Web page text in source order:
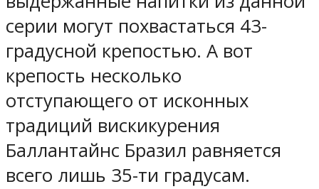
серии могут похвастаться 43-
градусной крепостью. А вот
крепость несколько
отступающего от исконных
традиций вискикурения
Баллантайнс Бразил равняется
всего лишь 35-ти градусам.